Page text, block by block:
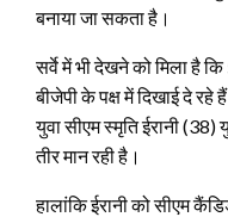
बनाया जा सकता है।
सर्वे में भी देखने को मिला है
बीजेपी के पक्ष में दिखाई दे रहे
युवा सीएम स्मृति ईरानी
तीर मान रही है।
हालांकि ईरानी को सीएम